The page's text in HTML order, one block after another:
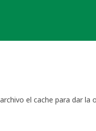
el cache para dar
este cache